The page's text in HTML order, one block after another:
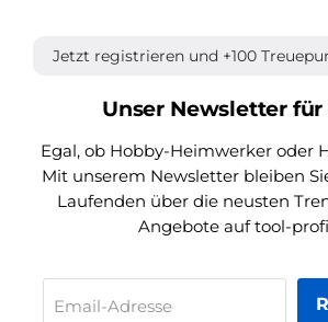
Jetzt registrieren und +100
Unser Newsletter für
Egal, ob Hobby-Heimwerker oder
Mit unserem Newsletter bleiben
Laufenden über die neusten
Angebote auf tool-
Email-Adresse